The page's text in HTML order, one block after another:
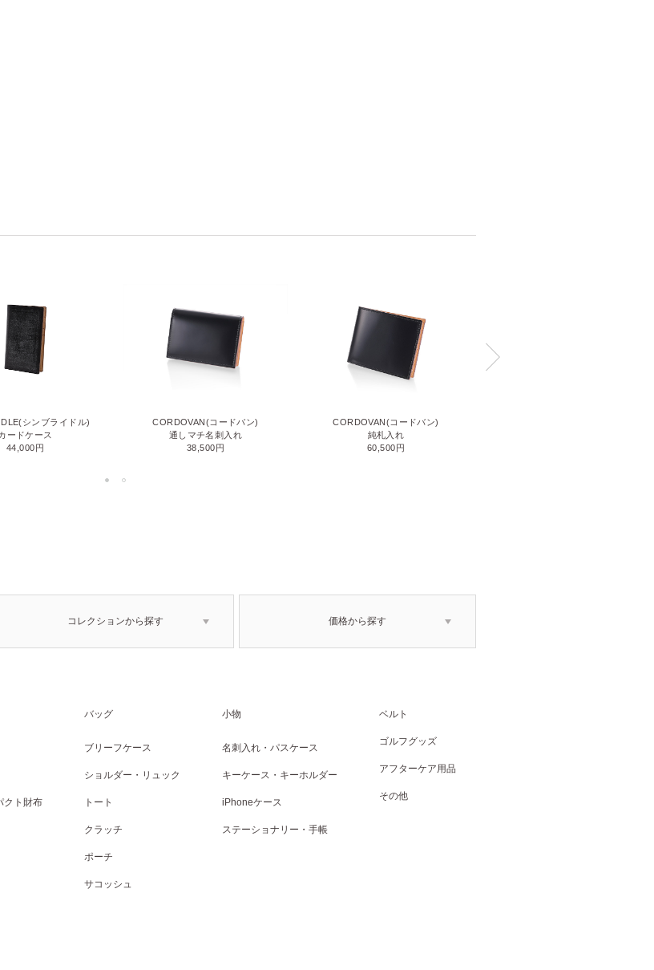
シンブライドル)
ードケース
44,000円
CORDOVAN(コードバン)
通しマチ名刺入れ
38,500円
CORDOVAN(コードバン)
純札入れ
60,500円
コレクションから探す 価格から探す
クト財布
バッグ
ブリーフケース
ショルダー・リュック
トート
クラッチ
ポーチ
サコッシュ
小物
名刺入れ・パスケース
キーケース・キーホルダー
iPhoneケース
ステーショナリー・手帳
ベルト
ゴルフグッズ
アフターケア用品
その他